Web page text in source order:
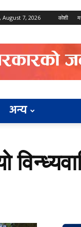
August 7, 2026 कोशी
अन्य